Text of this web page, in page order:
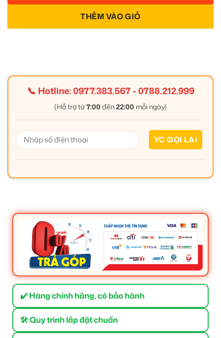
THÊM VÀO GIỎ
📞 Hotline:0977.383.567-0788.212.999
(Hỗ trợ từ7:00 đến22:00 mỗi ngày)
✔️ Hàng chính hãng, có bảo hành
🛠 Quy trình lắp đặt chuẩn